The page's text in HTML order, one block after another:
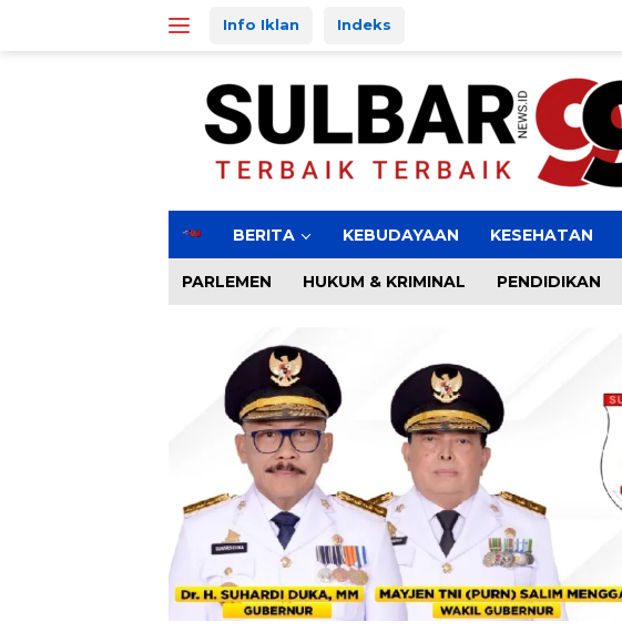
Info Iklan Indeks
H
m
e
BERITA KEBUDAYAAN KESEHATAN
PARLEMEN HUKUM & KRIMINAL PENDIDIKAN